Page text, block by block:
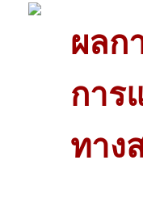
ผลก
การ
ทาง